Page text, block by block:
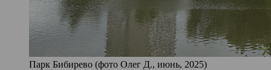
Парк Бибирево (фото Олег Д., июнь, 2025)